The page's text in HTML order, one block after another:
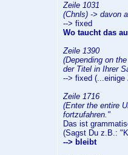
Zeile 1031
(Chnls) -> davon
--> fixed
Wo taucht das
Zeile 1390
(Depending on
der Titel in Ihrer
--> fixed (...einige
Zeile 1716
(Enter the entire
fortzufahren."
Das ist
(Sagst Du z.B.:
--> bleibt